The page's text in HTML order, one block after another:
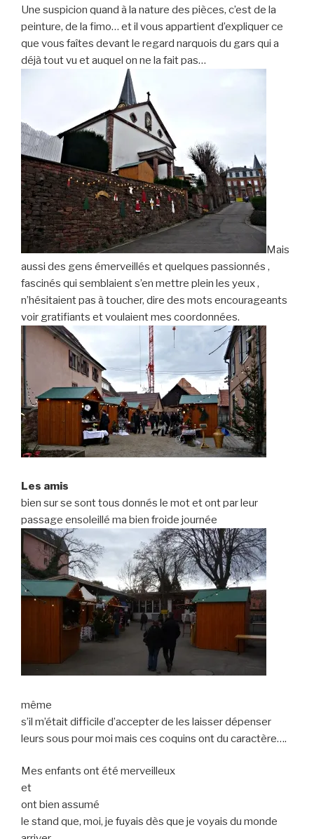
Une suspicion quand à la nature des pièces, c’est de la
peinture, de la fimo… et il vous appartient d’expliquer ce
que vous faîtes devant le regard narquois du gars qui a
déjà tout vu et auquel on ne la fait pas…
Mais
aussi des gens émerveillés et quelques passionnés ,
fascinés qui semblaient s’en mettre plein les yeux ,
n’hésitaient pas à toucher, dire des mots encourageants
voir gratifiants et voulaient mes coordonnées.
Les amis
bien sur se sont tous donnés le mot et ont par leur
passage ensoleillé ma bien froide journée
même
s’il m’était difficile d’accepter de les laisser dépenser
leurs sous pour moi mais ces coquins ont du caractère….
Mes enfants ont été merveilleux
et
ont bien assumé
le stand que, moi, je fuyais dès que je voyais du monde